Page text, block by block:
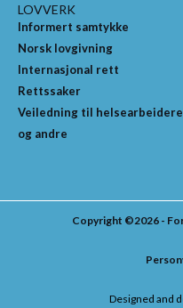
LOVVERK
Informert samtykke
Norsk lovgivning
Internasjonal rett
Rettssaker
Veiledning til helsearbeidere
og andre
Copyright ©2026 -
Designed and